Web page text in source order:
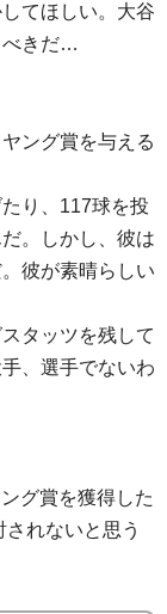
てほしい。大谷
べきだ…
ング賞を与える
り、117球を投
。しかし、彼は
彼が素晴らしい
タッツを残して
、選手でないわ
グ賞を獲得した
れないと思う